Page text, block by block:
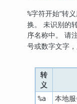
%字符开始“转
换。 未识别的
序名称中。 请
号或数字文字，
转
义
%a 本地